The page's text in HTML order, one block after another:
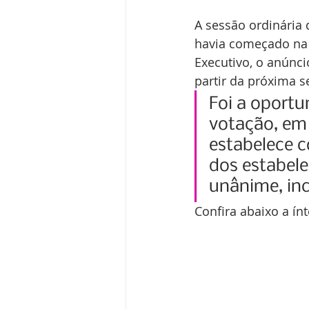
A sessão ordinária
havia começado
Executivo, o
partir da próxima
Foi a
votação,
estabelece
dos
unânime,
Confira abaixo a